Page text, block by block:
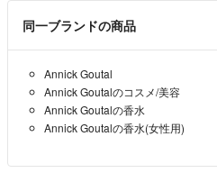
どうぞよろしくお願いします🙇‍♀️
こんばんは。
こちら2000円にお値引きしていただ
同一ブランドの商品
Annick Goutal
Annick Goutalのコスメ/美容
Annick Goutalの香水
Annick Goutalの香水(女性用)